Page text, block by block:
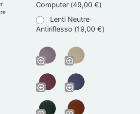
Computer (49,00 €)
Lenti Neutre
Antiriflesso (19,00 €)